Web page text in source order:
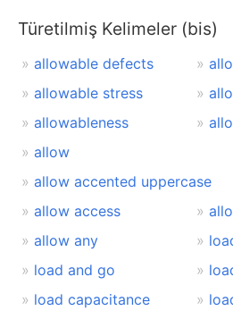
Türetilmiş Kelimeler (bis)
allowable defects
allowable stress
allowableness
allow
allow accented uppercase
allow access
allow any
load and go
load capacitance